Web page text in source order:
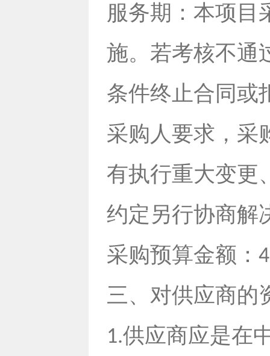
服务期：本项目
施。若考核不通
条件终止合同或
采购人要求，采
有执行重大变更
约定另行协商解
采购预算金额：
三、对供应商的
1.供应商应是在